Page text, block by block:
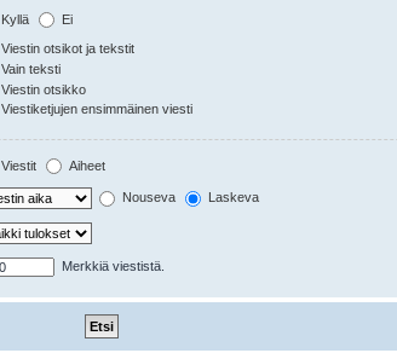
Kyllä Ei
Viestin otsikot ja tekstit
Vain teksti
Viestin otsikko
Viestiketjujen ensimmäinen viesti
Viestit Aiheet
Nouseva Laskeva
Merkkiä viestistä.